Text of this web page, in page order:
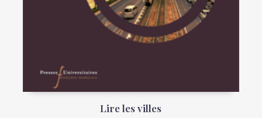
Lire les villes